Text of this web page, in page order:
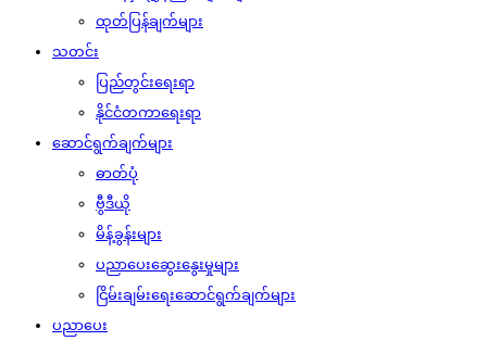
ထုတ်ပြန်ချက်များ
သတင်း
ပြည်တွင်းရေးရာ
နိုင်ငံတကာရေးရာ
ဆောင်ရွက်ချက်များ
ဓာတ်ပုံ
ဗွီဒီယို
မိန့်ခွန်းများ
ပညာပေးဆွေးနွေးမှုများ
ငြိမ်းချမ်းရေးဆောင်ရွက်ချက်များ
ပညာပေး